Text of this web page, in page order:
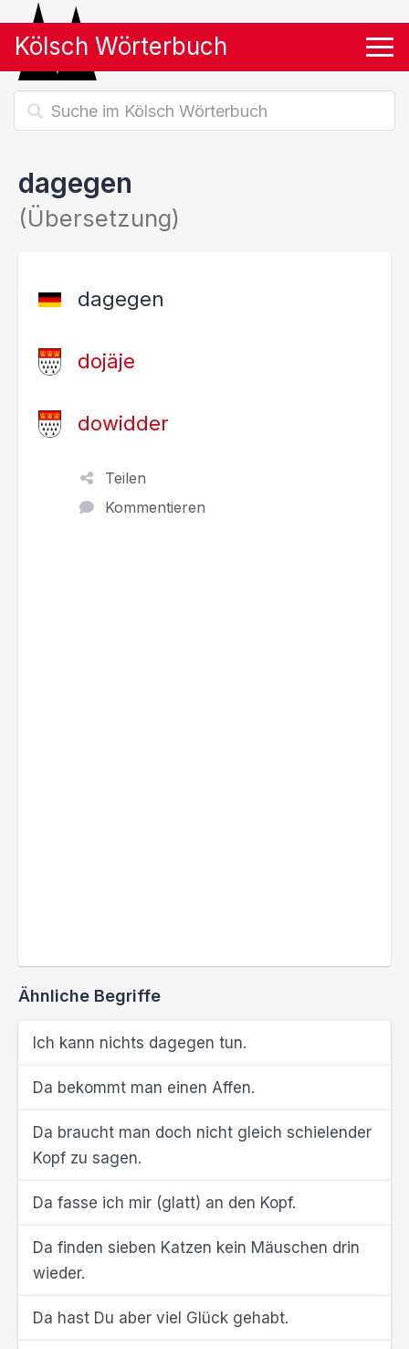
Kölsch Wörterbuch
dagegen
(Übersetzung)
dagegen
dojäje
dowidder
Teilen
Kommentieren
Ähnliche Begriffe
Ich kann nichts dagegen tun.
Da bekommt man einen Affen.
Da braucht man doch nicht gleich schielender
Kopf zu sagen.
Da fasse ich mir (glatt) an den Kopf.
Da finden sieben Katzen kein Mäuschen drin
wieder.
Da hast Du aber viel Glück gehabt.